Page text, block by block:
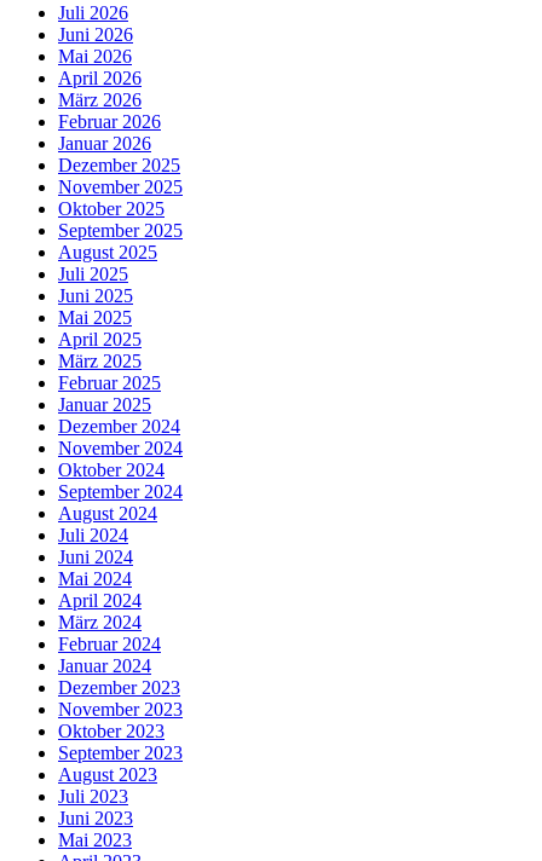
Juli 2026
Juni 2026
Mai 2026
April 2026
März 2026
Februar 2026
Januar 2026
Dezember 2025
November 2025
Oktober 2025
September 2025
August 2025
Juli 2025
Juni 2025
Mai 2025
April 2025
März 2025
Februar 2025
Januar 2025
Dezember 2024
November 2024
Oktober 2024
September 2024
August 2024
Juli 2024
Juni 2024
Mai 2024
April 2024
März 2024
Februar 2024
Januar 2024
Dezember 2023
November 2023
Oktober 2023
September 2023
August 2023
Juli 2023
Juni 2023
Mai 2023